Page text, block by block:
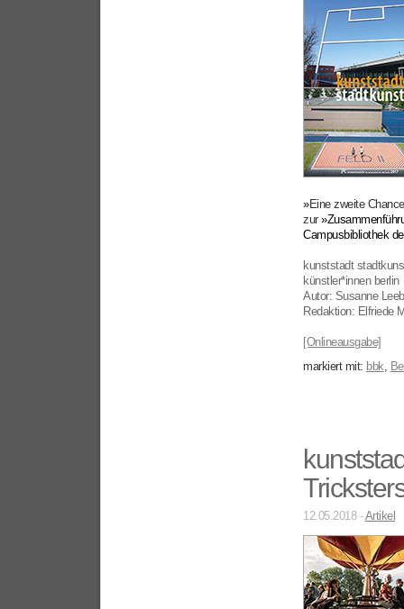
»Eine zweite
zur
Campusbibliothek
kunststadt
künstler*innen berlin
Autor: Susanne Leeb
Redaktion: Elfriede
[Onlineausgabe]
markiert mit: bbk,
12.05.2018 -Artikel